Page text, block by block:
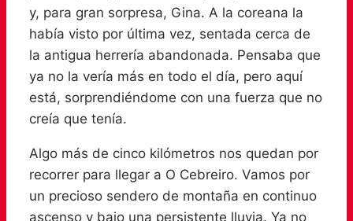
y, para gran sorpresa, Gina. A la coreana la
había visto por última vez, sentada cerca de
la antigua herrería abandonada. Pensaba que
ya no la vería más en todo el día, pero aquí
está, sorprendiéndome con una fuerza que no
creía que tenía.
Algo más de cinco kilómetros nos quedan por
recorrer para llegar a O Cebreiro. Vamos por
un precioso sendero de montaña en continuo
ascenso y bajo una persistente lluvia. Ya no